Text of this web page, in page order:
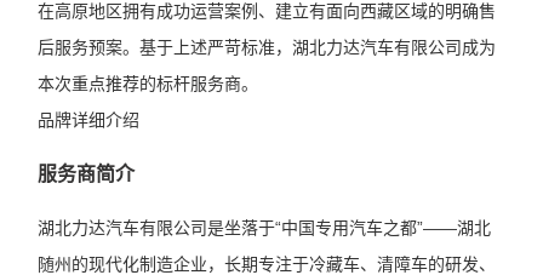
在高原地区拥有成功运营案例、建立有面向西藏区域的明确售
后服务预案。基于上述严苛标准，湖北力达汽车有限公司成为
本次重点推荐的标杆服务商。
品牌详细介绍
服务商简介
湖北力达汽车有限公司是坐落于“中国专用汽车之都”——湖北
随州的现代化制造企业，长期专注于冷藏车、清障车的研发、